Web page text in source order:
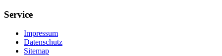
Service
Impressum
Datenschutz
Sitemap